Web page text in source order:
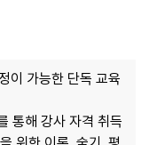
이 가능한 단독 교육
통해 강사 자격 취득